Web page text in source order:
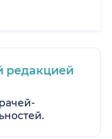
редакцией